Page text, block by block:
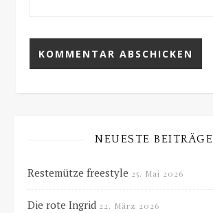
NEUESTE BEITRÄGE
Restemütze freestyle 25. Mai 2026
Die rote Ingrid 22. März 2026